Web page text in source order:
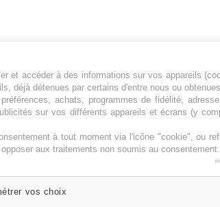
?
Jeunesfooteux
des grosses
Plan du site |
et accéder à des informations sur vos appareils
déjà détenues par certains d'entre nous ou
achats, programmes de fidélité,
sur vos différents appareils et écrans (y
à tout moment via l'icône "cookie", ou
aux traitements non soumis au
vos choix